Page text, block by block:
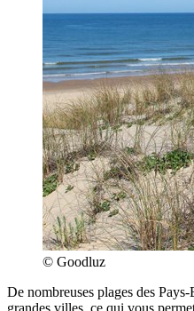
© Goodluz
De nombreuses plages des
grandes villes, ce qui vous